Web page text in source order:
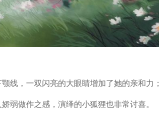
线，一双闪亮的大眼睛增加了她的亲和力；
弱做作之感，演绎的小狐狸也非常讨喜。